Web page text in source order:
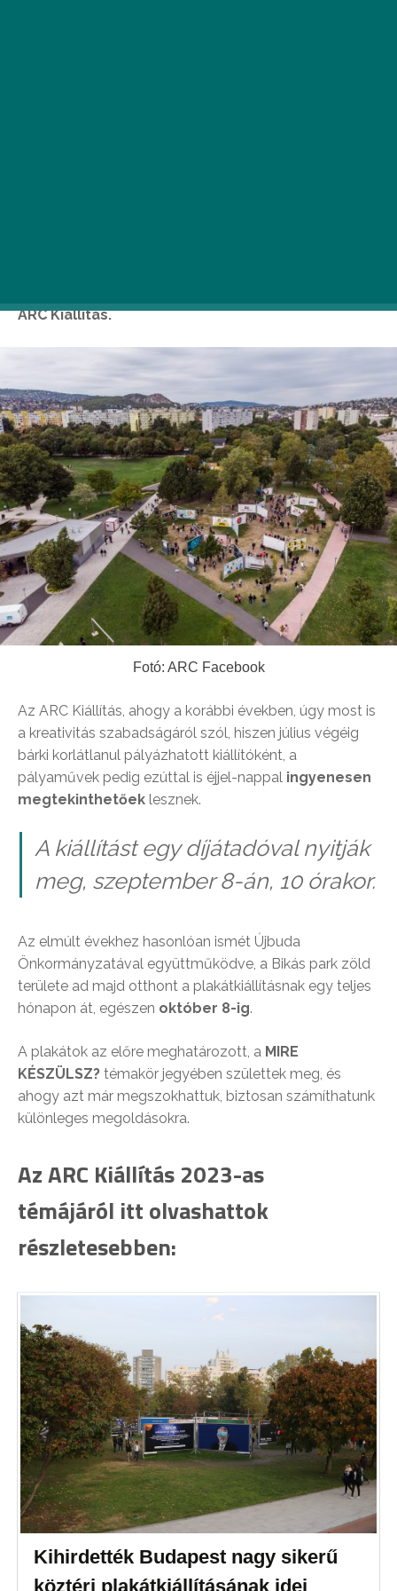
ARC Kiállítás.
Fotó: ARC Facebook
Az ARC Kiállítás, ahogy a korábbi években, úgy most is
a kreativitás szabadságáról szól, hiszen július végéig
bárki korlátlanul pályázhatott kiállítóként, a
pályaművek pedig ezúttal is éjjel-nappal ingyenesen
megtekinthetőek lesznek.
A kiállítást egy díjátadóval nyitják
meg, szeptember 8-án, 10 órakor.
Az elmúlt évekhez hasonlóan ismét Újbuda
Önkormányzatával együttműködve, a Bikás park zöld
területe ad majd otthont a plakátkiállításnak egy teljes
hónapon át, egészen október 8-ig.
A plakátok az előre meghatározott, a MIRE
KÉSZÜLSZ? témakör jegyében születtek meg, és
ahogy azt már megszokhattuk, biztosan számíthatunk
különleges megoldásokra.
Az ARC Kiállítás 2023-as
témájáról itt olvashattok
részletesebben:
Kihirdették Budapest nagy sikerű
köztéri plakátkiállításának idei